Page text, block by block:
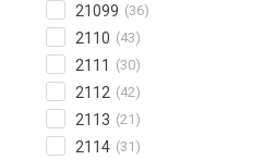
21099 (36)
2110 (43)
2111 (30)
2112 (42)
2113 (21)
2114 (31)